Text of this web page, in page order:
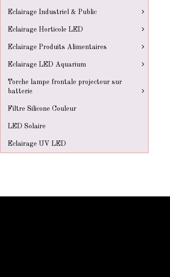
Eclairage Industriel & Public
Eclairage Horticole LED
Eclairage Produits Alimentaires
Eclairage LED Aquarium
Torche lampe frontale projecteur sur
batterie
Filtre Silicone Couleur
LED Solaire
Eclairage UV LED